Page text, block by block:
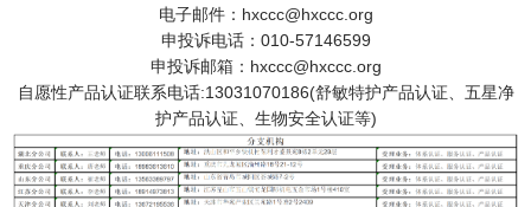
电子邮件：hxccc@hxccc.org
申投诉电话：010-57146599
申投诉邮箱：hxccc@hxccc.org
自愿性产品认证联系电话:13031070186(舒敏特护产品认证、五星净
护产品认证、生物安全认证等)